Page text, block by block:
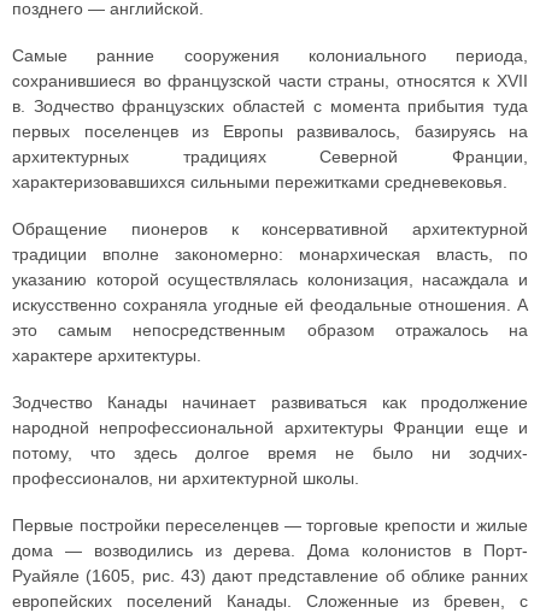
позднего — английской.
Самые ранние сооружения колониального периода,
сохранившиеся во французской части страны, относятся к XVII
в. Зодчество французских областей с момента прибытия туда
первых поселенцев из Европы развивалось, базируясь на
архитектурных традициях Северной Франции,
характеризовавшихся сильными пережитками средневековья.
Обращение пионеров к консервативной архитектурной
традиции вполне закономерно: монархическая власть, по
указанию которой осуществлялась колонизация, насаждала и
искусственно сохраняла угодные ей феодальные отношения. А
это самым непосредственным образом отражалось на
характере архитектуры.
Зодчество Канады начинает развиваться как продолжение
народной непрофессиональной архитектуры Франции еще и
потому, что здесь долгое время не было ни зодчих-
профессионалов, ни архитектурной школы.
Первые постройки переселенцев — торговые крепости и жилые
дома — возводились из дерева. Дома колонистов в Порт-
Руайяле (1605, рис. 43) дают представление об облике ранних
европейских поселений Канады. Сложенные из бревен, с